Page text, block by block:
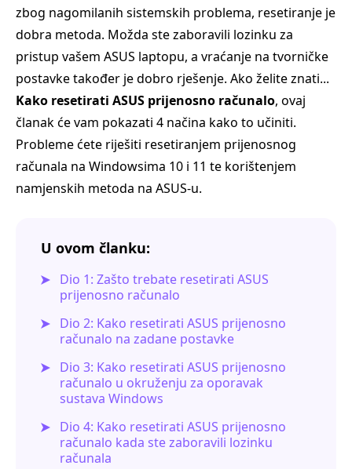
zbog nagomilanih sistemskih problema, resetiranje je
dobra metoda. Možda ste zaboravili lozinku za
pristup vašem ASUS laptopu, a vraćanje na tvorničke
postavke također je dobro rješenje. Ako želite znati...
Kako resetirati ASUS prijenosno računalo, ovaj
članak će vam pokazati 4 načina kako to učiniti.
Probleme ćete riješiti resetiranjem prijenosnog
računala na Windowsima 10 i 11 te korištenjem
namjenskih metoda na ASUS-u.
U ovom članku:
Dio 1: Zašto trebate resetirati ASUS
prijenosno računalo
Dio 2: Kako resetirati ASUS prijenosno
računalo na zadane postavke
Dio 3: Kako resetirati ASUS prijenosno
računalo u okruženju za oporavak
sustava Windows
Dio 4: Kako resetirati ASUS prijenosno
računalo kada ste zaboravili lozinku
računala